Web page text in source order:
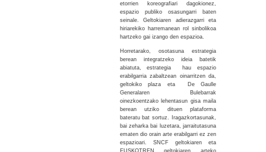
etorrien koreografiari dagokionez,
espazio publiko osasungarri baten
seinale. Geltokiaren adierazgarri eta
hiriarekiko harremanean rol sinbolikoa
hartzeko gai izango den espazioa.
Horretarako, osotasuna estrategia
berean integratzeko ideia batetik
abiatuta, estrategia hau espazio
erabilgarria zabaltzean oinarritzen da,
geltokiko plaza eta De Gaulle
Generalaren Bulebarrak
oinezkoentzako lehentasun gisa maila
berean utziko dituen plataforma
bateratu bat sortuz. Iragazkortasunak,
bai zeharka bai luzetara, jarraitutasuna
ematen dio orain arte erabilgarri ez zen
espazioari. SNCF geltokiaren eta
EUSKOTREN geltokiaren arteko